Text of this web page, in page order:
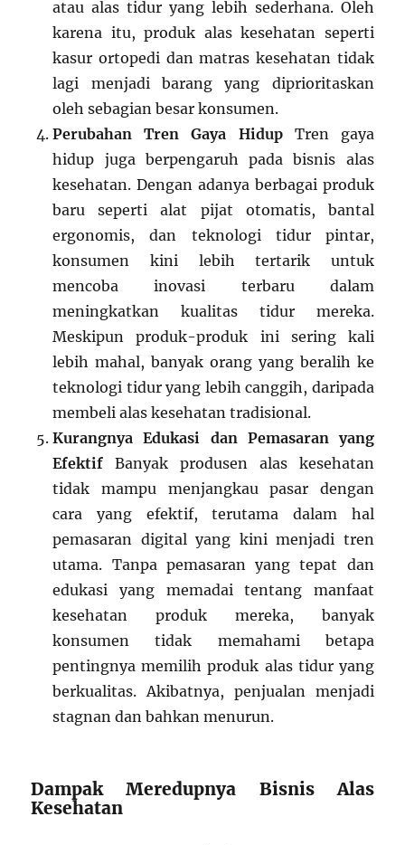
atau alas tidur yang lebih sederhana. Oleh
karena itu, produk alas kesehatan seperti
kasur ortopedi dan matras kesehatan tidak
lagi menjadi barang yang diprioritaskan
oleh sebagian besar konsumen.
Perubahan Tren Gaya HidupTren gaya
hidup juga berpengaruh pada bisnis alas
kesehatan. Dengan adanya berbagai produk
baru seperti alat pijat otomatis, bantal
ergonomis, dan teknologi tidur pintar,
konsumen kini lebih tertarik untuk
mencoba inovasi terbaru dalam
meningkatkan kualitas tidur mereka.
Meskipun produk-produk ini sering kali
lebih mahal, banyak orang yang beralih ke
teknologi tidur yang lebih canggih, daripada
membeli alas kesehatan tradisional.
Kurangnya Edukasi dan Pemasaran yang
Efektif Banyak produsen alas kesehatan
tidak mampu menjangkau pasar dengan
cara yang efektif, terutama dalam hal
pemasaran digital yang kini menjadi tren
utama. Tanpa pemasaran yang tepat dan
edukasi yang memadai tentang manfaat
kesehatan produk mereka, banyak
konsumen tidak memahami betapa
pentingnya memilih produk alas tidur yang
berkualitas. Akibatnya, penjualan menjadi
stagnan dan bahkan menurun.
Dampak Meredupnya Bisnis Alas
Kesehatan